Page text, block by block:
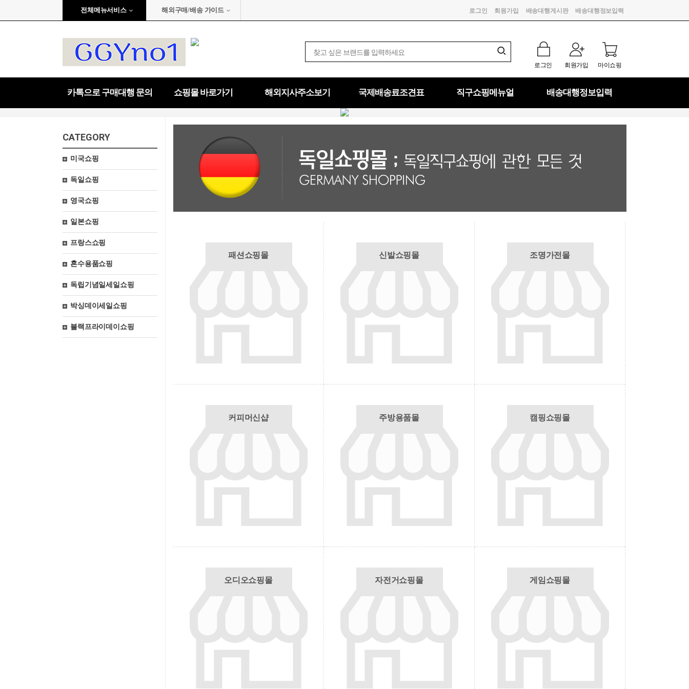
전체메뉴서비스 해외구매/배송 가이드 로그인 회원가입 배송대행게시판 배송대행정보입력
로그인 회원가입 마이쇼핑
카톡으로 구매대행 문의 쇼핑몰 바로가기 해외지사주소보기 국제배송료조견표 직구쇼핑메뉴얼 배송대행정보입력
CATEGORY
미국쇼핑
독일쇼핑
영국쇼핑
일본쇼핑
프랑스쇼핑
혼수용품쇼핑
독립기념일세일쇼핑
박싱데이세일쇼핑
블랙프라이데이쇼핑
패션쇼핑몰 신발쇼핑몰 조명가전몰
커피머신샵 주방용품몰 캠핑쇼핑몰
오디오쇼핑몰 자전거쇼핑몰 게임쇼핑몰